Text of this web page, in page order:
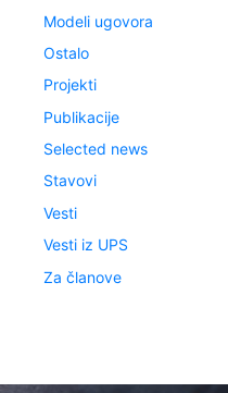
Modeli ugovora
Ostalo
Projekti
Publikacije
Selected news
Stavovi
Vesti
Vesti iz UPS
Za članove